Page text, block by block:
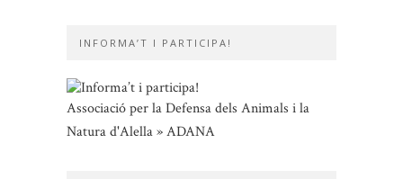
INFORMA’T I PARTICIPA!
Associació per la Defensa dels Animals i la
Natura d'Alella » ADANA